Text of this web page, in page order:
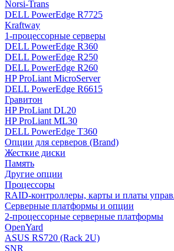
Norsi-Trans
DELL PowerEdge R7725
Kraftway
1-процессорные серверы
DELL PowerEdge R360
DELL PowerEdge R250
DELL PowerEdge R260
HP ProLiant MicroServer
DELL PowerEdge R6615
Гравитон
HP ProLiant DL20
HP ProLiant ML30
DELL PowerEdge T360
Опции для серверов (Brand)
Жесткие диски
Память
Другие опции
Процессоры
RAID-контроллеры, карты и платы
Серверные платформы и опции
2-процессорные серверные платформы
OpenYard
ASUS RS720 (Rack 2U)
SNR